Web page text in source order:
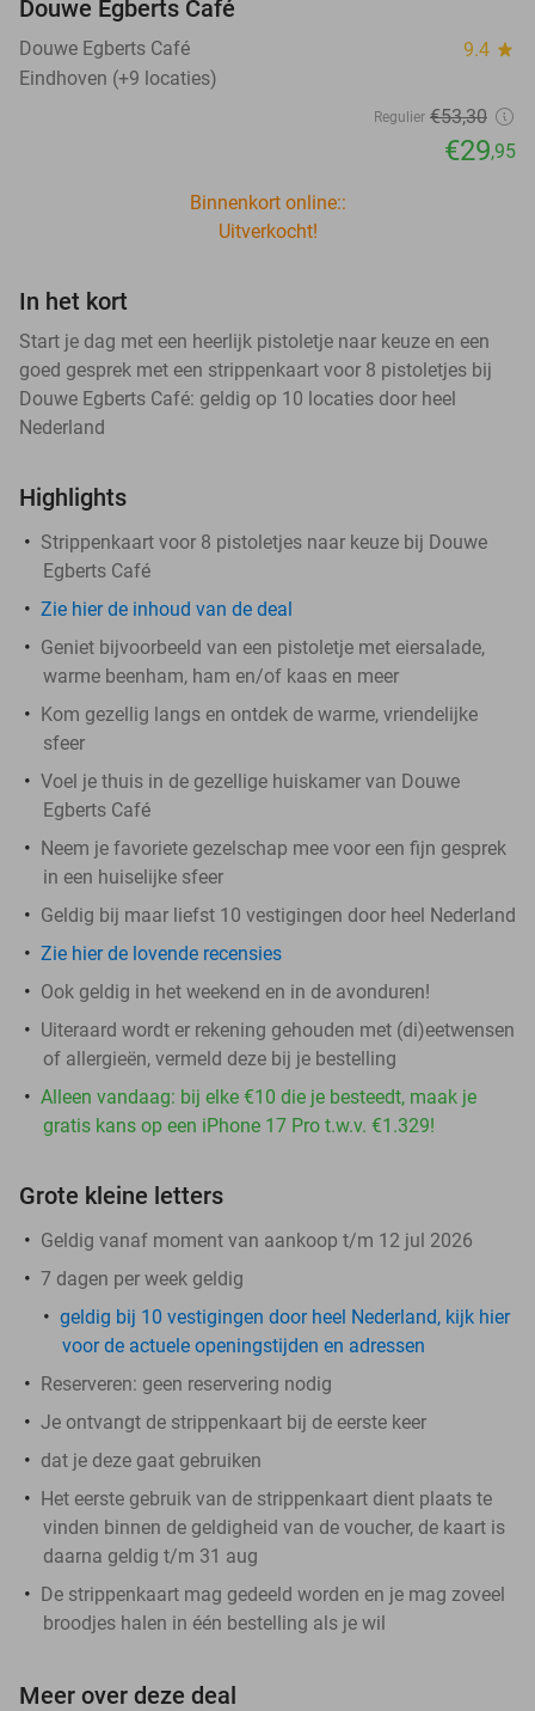
Douwe Egberts Café
Douwe Egberts Café 9.4 star
Eindhoven (+9 locaties)
Regulier €53,30
€29,95
Binnenkort online::
Uitverkocht!
In het kort
Start je dag met een heerlijk pistoletje naar keuze en een
goed gesprek met een strippenkaart voor 8 pistoletjes bij
Douwe Egberts Café: geldig op 10 locaties door heel
Nederland
Highlights
Strippenkaart voor 8 pistoletjes naar keuze bij Douwe
Egberts Café
Zie hier de inhoud van de deal
Geniet bijvoorbeeld van een pistoletje met eiersalade,
warme beenham, ham en/of kaas en meer
Kom gezellig langs en ontdek de warme, vriendelijke
sfeer
Voel je thuis in de gezellige huiskamer van Douwe
Egberts Café
Neem je favoriete gezelschap mee voor een fijn gesprek
in een huiselijke sfeer
Geldig bij maar liefst 10 vestigingen door heel Nederland
Zie hier de lovende recensies
Ook geldig in het weekend en in de avonduren!
Uiteraard wordt er rekening gehouden met (di)eetwensen
of allergieën, vermeld deze bij je bestelling
Alleen vandaag: bij elke €10 die je besteedt, maak je
gratis kans op een iPhone 17 Pro t.w.v. €1.329!
Grote kleine letters
Geldig vanaf moment van aankoop t/m 12 jul 2026
7 dagen per week geldig
geldig bij 10 vestigingen door heel Nederland, kijk hier
voor de actuele openingstijden en adressen
Reserveren: geen reservering nodig
Je ontvangt de strippenkaart bij de eerste keer
dat je deze gaat gebruiken
Het eerste gebruik van de strippenkaart dient plaats te
vinden binnen de geldigheid van de voucher, de kaart is
daarna geldig t/m 31 aug
De strippenkaart mag gedeeld worden en je mag zoveel
broodjes halen in één bestelling als je wil
Meer over deze deal